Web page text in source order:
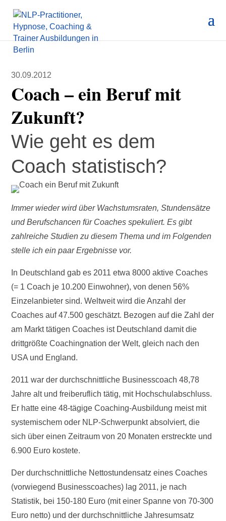
30.09.2012
Coach – ein Beruf mit
Zukunft?
Wie geht es dem
Coach statistisch?
Immer wieder wird über Wachstumsraten, Stundensätze
und Berufschancen für Coaches spekuliert. Es gibt
zahlreiche Studien zu diesem Thema und im Folgenden
stelle ich ein paar Ergebnisse vor.
In Deutschland gab es 2011 etwa 8000 aktive Coaches
(= 1 Coach je 10.200 Einwohner), von denen 56%
Einzelanbieter sind. Weltweit wird die Anzahl der
Coaches auf 47.500 geschätzt. Bezogen auf die Zahl der
am Markt tätigen Coaches ist Deutschland damit die
drittgrößte Coachingnation der Welt, gleich nach den
USA und England.
2011 war der durchschnittliche Businesscoach 48,78
Jahre alt und freiberuflich tätig, mit Hochschulabschluss.
Er hatte eine 48-tägige Coaching-Ausbildung meist mit
systemischem oder NLP-Schwerpunkt absolviert, die
sich über einen Zeitraum von 20 Monaten erstreckte und
6.900 Euro kostete.
Der durchschnittliche Nettostundensatz eines Coaches
(vorwiegend Businesscoaches) lag 2011, je nach
Statistik, bei 150-180 Euro (mit einer Spanne von 70-300
Euro netto) und der durchschnittliche Jahresumsatz